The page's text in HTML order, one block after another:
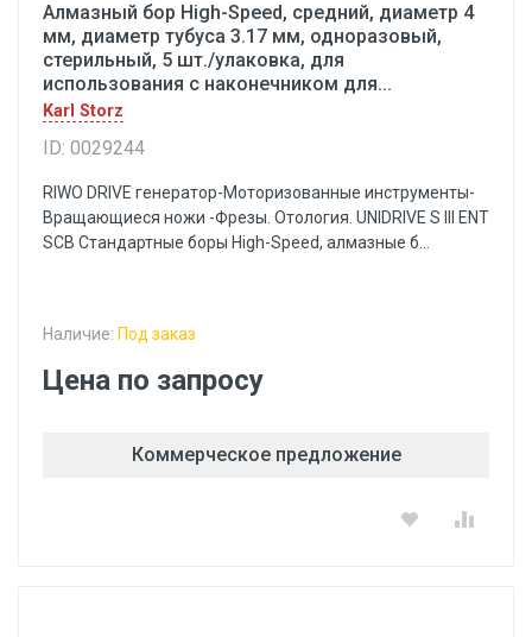
Алмазный бор High-Speed, средний, диаметр 4
мм, диаметр тубуса 3.17 мм, одноразовый,
стерильный, 5 шт./улаковка, для
использования с наконечником для...
Karl Storz
ID: 0029244
RIWO DRIVE генератор-Моторизованные инструменты-
Вращающиеся ножи -Фрезы. Отология. UNIDRIVE S III ENT
SCB Стандартные боры High-Speed, алмазные б...
Наличие: Под заказ
Цена по запросу
Коммерческое предложение